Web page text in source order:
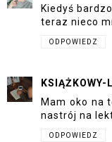
Kiedyś
teraz nieco
ODPOWIEDZ
KSIĄŻKOWY-
Mam oko na
nastrój na
ODPOWIEDZ